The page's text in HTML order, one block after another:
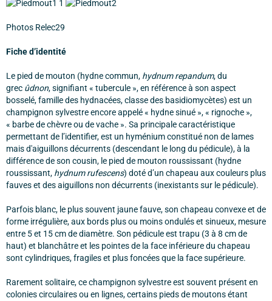
Photos Relec29
Fiche d’identité
Le pied de mouton (hydne commun, hydnum repandum, du
grec ûdnon, signifiant « tubercule », en référence à son aspect
bosselé, famille des hydnacées, classe des basidiomycètes) est un
champignon sylvestre encore appelé « hydne sinué », « rignoche »,
« barbe de chèvre ou de vache ». Sa principale caractéristique
permettant de l’identifier, est un hyménium constitué non de lames
mais d'aiguillons décurrents (descendant le long du pédicule), à la
différence de son cousin, le pied de mouton roussissant (hydne
roussissant, hydnum rufescens) doté d’un chapeau aux couleurs plus
fauves et des aiguillons non décurrents (inexistants sur le pédicule).
Parfois blanc, le plus souvent jaune fauve, son chapeau convexe et de
forme irrégulière, aux bords plus ou moins ondulés et sinueux, mesure
entre 5 et 15 cm de diamètre. Son pédicule est trapu (3 à 8 cm de
haut) et blanchâtre et les pointes de la face inférieure du chapeau
sont cylindriques, fragiles et plus foncées que la face supérieure.
Rarement solitaire, ce champignon sylvestre est souvent présent en
colonies circulaires ou en lignes, certains pieds de moutons étant